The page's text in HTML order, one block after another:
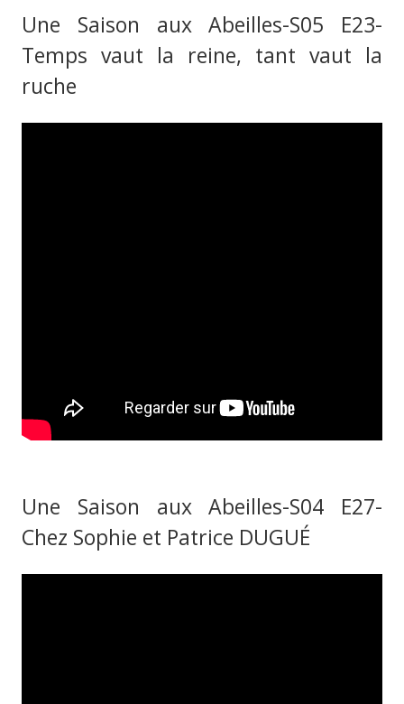
Une Saison aux Abeilles-S05 E23-
Temps vaut la reine, tant vaut la
ruche
Une Saison aux Abeilles-S04 E27-
Chez Sophie et Patrice DUGUÉ